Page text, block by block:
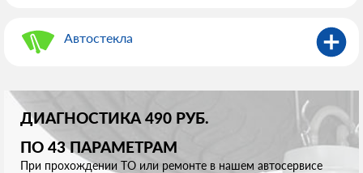
Автостекла
ДИАГНОСТИКА 490 РУБ.
ПО 43 ПАРАМЕТРАМ
При прохождении ТО или ремонте в нашем автосервисе